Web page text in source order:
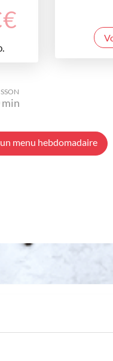
€
min
menu hebdomadaire